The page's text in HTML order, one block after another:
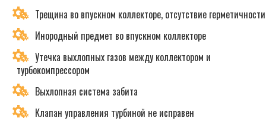
Трещина во впускном коллекторе, отсутствие герметичности
Инородный предмет во впускном коллекторе
Утечка выхлопных газов между коллектором и
турбокомпрессором
Выхлопная система забита
Клапан управления турбиной не исправен